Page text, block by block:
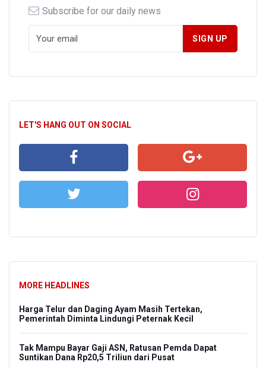
Subscribe for our daily news
LET'S HANG OUT ON SOCIAL
MORE HEADLINES
Harga Telur dan Daging Ayam Masih Tertekan,
Pemerintah Diminta Lindungi Peternak Kecil
Tak Mampu Bayar Gaji ASN, Ratusan Pemda Dapat
Suntikan Dana Rp20,5 Triliun dari Pusat